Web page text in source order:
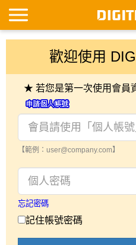
歡迎使用
★ 若您是第一次使用會員
【範例：user@company.com】
忘記密碼
記住帳號密碼